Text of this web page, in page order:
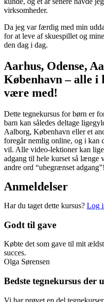
virksomheder.
Da jeg var færdig med min
for at leve af skuespillet og
den dag i dag.
Aarhus, Odense,
København – alle i
være med!
Dette tegnekursus for børn er
barn kan således deltage
Aalborg, København eller et
foregår nemlig online, og i kan
vil. Alle video-lektioner kan
adgang til hele kurset så længe
andre ord “ubegrænset adgang”!
Anmeldelser
Har du taget dette kursus? Log
Godt til gave
Købte det som gave til mit
succes.
Olga Sørensen
Bedste tegnekursus der
Vi har prøvet en del